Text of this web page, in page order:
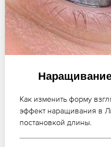
Как изменить форму
эффект наращивания в
постановкой длины.